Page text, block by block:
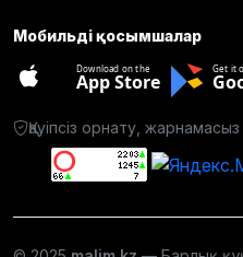
Мобильді қосымшалар
Download on the
App Store
Get it
Қауіпсіз орнату,